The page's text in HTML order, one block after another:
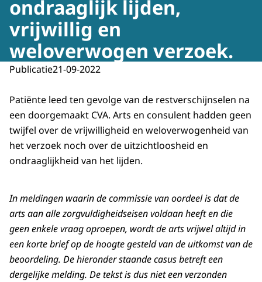
ondraaglijk lijden,
vrijwillig en
weloverwogen verzoek.
Publicatie21-09-2022
Patiënte leed ten gevolge van de restverschijnselen na
een doorgemaakt CVA. Arts en consulent hadden geen
twijfel over de vrijwilligheid en weloverwogenheid van
het verzoek noch over de uitzichtloosheid en
ondraaglijkheid van het lijden.
In meldingen waarin de commissie van oordeel is dat de
arts aan alle zorgvuldigheidseisen voldaan heeft en die
geen enkele vraag oproepen, wordt de arts vrijwel altijd in
een korte brief op de hoogte gesteld van de uitkomst van de
beoordeling. De hieronder staande casus betreft een
dergelijke melding. De tekst is dus niet een verzonden